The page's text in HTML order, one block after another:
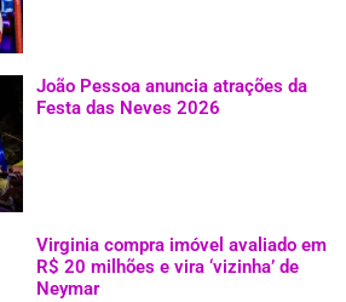
João Pessoa anuncia atrações da
Festa das Neves 2026
Virginia compra imóvel avaliado em
R$ 20 milhões e vira ‘vizinha’ de
Neymar